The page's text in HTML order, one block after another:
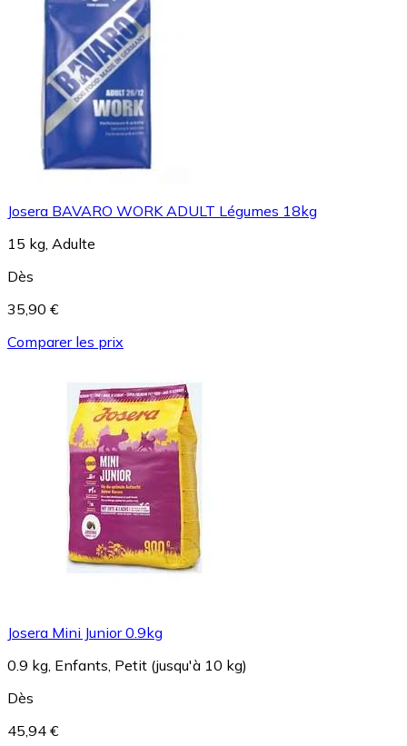
Josera BAVARO WORK ADULT Légumes 18kg
15 kg, Adulte
Dès
35,90 €
Comparer les prix
Josera Mini Junior 0.9kg
0.9 kg, Enfants, Petit (jusqu'à 10 kg)
Dès
45,94 €